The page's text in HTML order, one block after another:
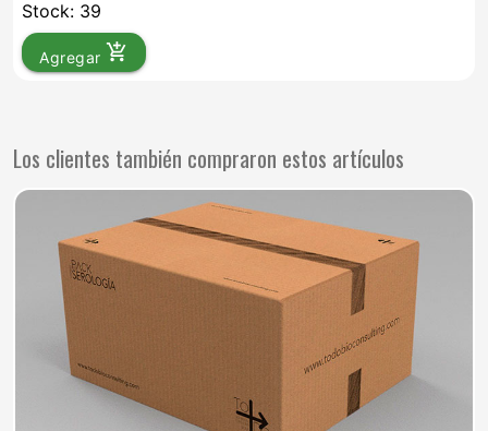
Stock: 39
Agregar add_shopping_cart
Los clientes también compraron estos artículos